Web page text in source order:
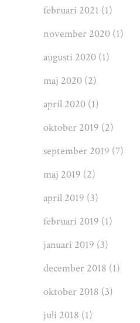
februari 2021 (1)
november 2020 (1)
augusti 2020 (1)
maj 2020 (2)
april 2020 (1)
oktober 2019 (2)
september 2019 (7)
maj 2019 (2)
april 2019 (3)
februari 2019 (1)
januari 2019 (3)
december 2018 (1)
oktober 2018 (3)
juli 2018 (1)